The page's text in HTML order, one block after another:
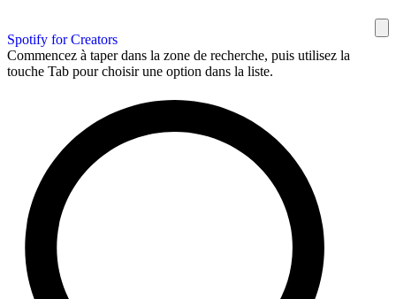
Spotify for Creators
Commencez à taper dans la zone de recherche, puis utilisez la
touche Tab pour choisir une option dans la liste.